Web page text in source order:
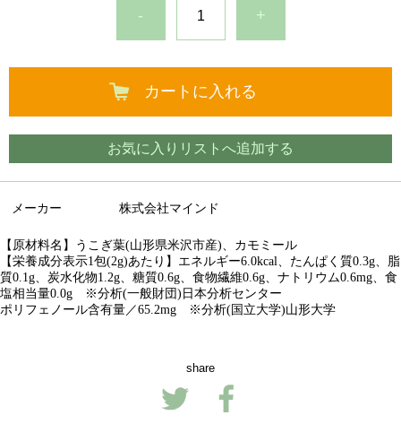
- +
カートに入れる
お気に入りリストへ追加する
メーカー 株式会社マインド
【原材料名】うこぎ葉(山形県米沢市産)、カモミール
【栄養成分表示1包(2g)あたり】エネルギー6.0kcal、たんぱく質0.3g、脂
質0.1g、炭水化物1.2g、糖質0.6g、食物繊維0.6g、ナトリウム0.6mg、食
塩相当量0.0g ※分析(一般財団)日本分析センター
ポリフェノール含有量／65.2mg ※分析(国立大学)山形大学
share